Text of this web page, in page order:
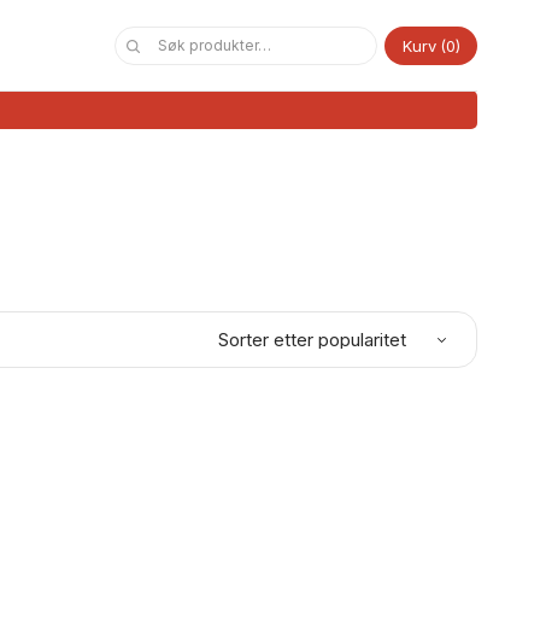
Kurv 0